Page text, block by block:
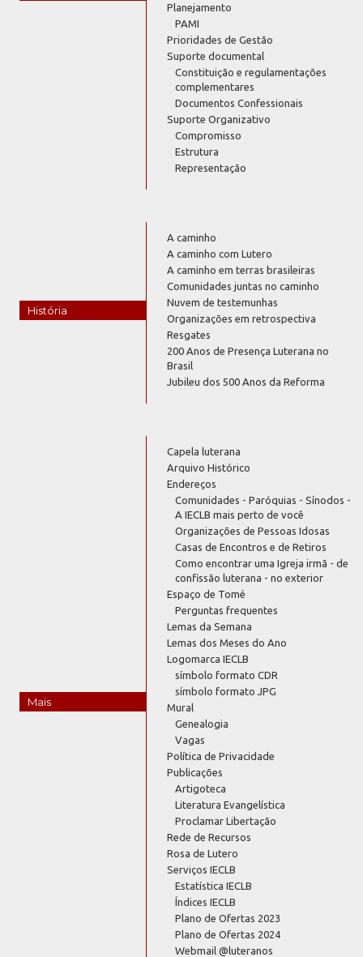
Planejamento
PAMI
Prioridades de Gestão
Suporte documental
Constituição e regulamentações
complementares
Documentos Confessionais
Suporte Organizativo
Compromisso
Estrutura
Representação
História
A caminho
A caminho com Lutero
A caminho em terras brasileiras
Comunidades juntas no caminho
Nuvem de testemunhas
Organizações em retrospectiva
Resgates
200 Anos de Presença Luterana no
Brasil
Jubileu dos 500 Anos da Reforma
Mais
Capela luterana
Arquivo Histórico
Endereços
Comunidades - Paróquias - Sínodos -
A IECLB mais perto de você
Organizações de Pessoas Idosas
Casas de Encontros e de Retiros
Como encontrar uma Igreja irmã - de
confissão luterana - no exterior
Espaço de Tomé
Perguntas frequentes
Lemas da Semana
Lemas dos Meses do Ano
Logomarca IECLB
símbolo formato CDR
símbolo formato JPG
Mural
Genealogia
Vagas
Política de Privacidade
Publicações
Artigoteca
Literatura Evangelística
Proclamar Libertação
Rede de Recursos
Rosa de Lutero
Serviços IECLB
Estatística IECLB
Índices IECLB
Plano de Ofertas 2023
Plano de Ofertas 2024
Webmail @luteranos